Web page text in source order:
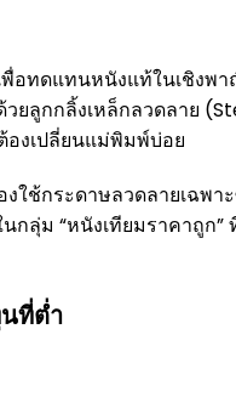
อทดแทนหนังแท้ในเชิงพ
วยลูกกลิ้งเหล็กลวดลาย
องเปลี่ยนแม่พิมพ์บ่อย
ช้กระดาษลวดลายเฉพา
ลุ่ม “หนังเทียมราคาถูก”
ที่ต่ำ